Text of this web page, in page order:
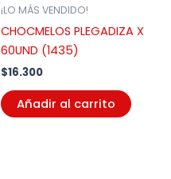
¡LO MÁS VENDIDO!
CHOCMELOS PLEGADIZA X
60UND (1435)
$16.300
Añadir al carrito